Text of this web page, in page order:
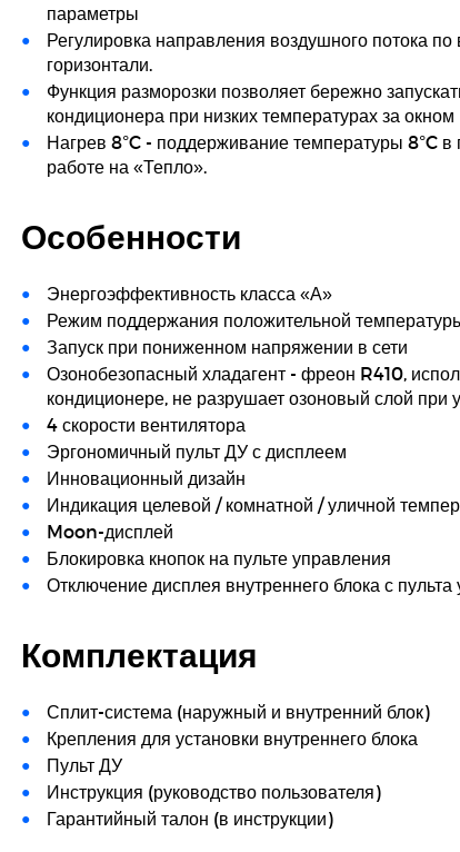
параметры
Регулировка направления воздушного потока по
горизонтали.
Функция разморозки позволяет бережно
кондиционера при низких температурах за окном
Нагрев 8°C - поддерживание температуры 8°C
работе на «Тепло».
Особенности
Энергоэффективность класса «А»
Режим поддержания положительной
Запуск при пониженном напряжении в сети
Озонобезопасный хладагент - фреон R410,
кондиционере, не разрушает озоновый слой при
4 скорости вентилятора
Эргономичный пульт ДУ с дисплеем
Инновационный дизайн
Индикация целевой / комнатной / уличной
Moon-дисплей
Блокировка кнопок на пульте управления
Отключение дисплея внутреннего блока с пульта
Комплектация
Сплит-система (наружный и внутренний блок)
Крепления для установки внутреннего блока
Пульт ДУ
Инструкция (руководство пользователя)
Гарантийный талон (в инструкции)